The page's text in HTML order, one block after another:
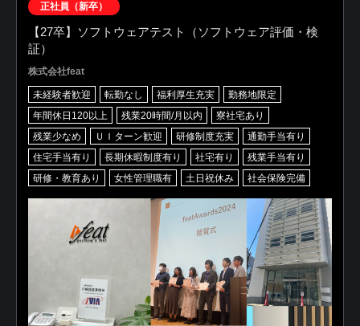
正社員（新卒）
【27卒】ソフトウェアテスト（ソフトウェア評価・検
証）
株式会社feat
未経験者歓迎 転勤なし 福利厚生充実
勤務地限定
年間休日120以上
残業20時間/月以内
寮社宅あり
残業少なめ
ＵＩターン歓迎 研修制度充実
通勤手当有り
住宅手当有り
長期休暇制度有り 社宅有り
残業手当有り
研修・教育あり
女性管理職有 土日祝休み 社会保険完備